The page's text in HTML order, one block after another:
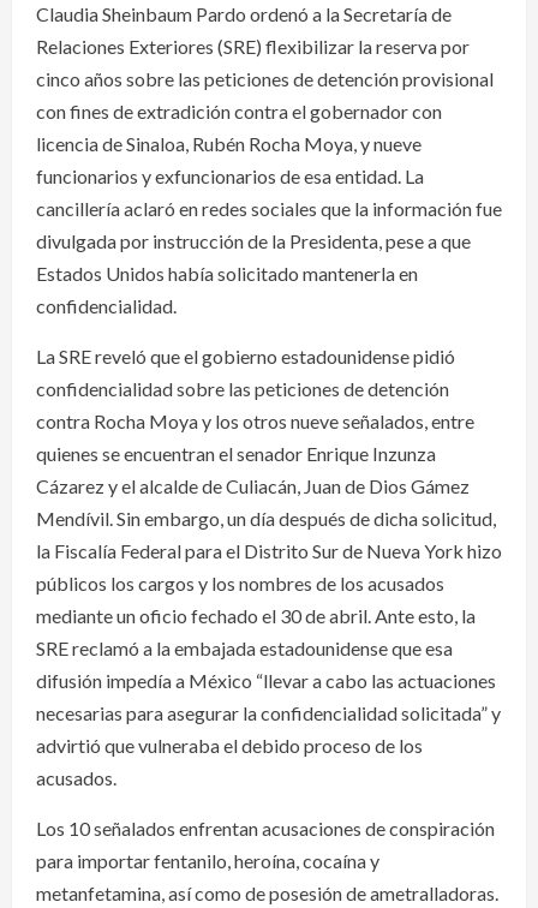
Claudia Sheinbaum Pardo ordenó a la Secretaría de
Relaciones Exteriores (SRE) flexibilizar la reserva por
cinco años sobre las peticiones de detención provisional
con fines de extradición contra el gobernador con
licencia de Sinaloa, Rubén Rocha Moya, y nueve
funcionarios y exfuncionarios de esa entidad. La
cancillería aclaró en redes sociales que la información fue
divulgada por instrucción de la Presidenta, pese a que
Estados Unidos había solicitado mantenerla en
confidencialidad.
La SRE reveló que el gobierno estadounidense pidió
confidencialidad sobre las peticiones de detención
contra Rocha Moya y los otros nueve señalados, entre
quienes se encuentran el senador Enrique Inzunza
Cázarez y el alcalde de Culiacán, Juan de Dios Gámez
Mendívil. Sin embargo, un día después de dicha solicitud,
la Fiscalía Federal para el Distrito Sur de Nueva York hizo
públicos los cargos y los nombres de los acusados
mediante un oficio fechado el 30 de abril. Ante esto, la
SRE reclamó a la embajada estadounidense que esa
difusión impedía a México “llevar a cabo las actuaciones
necesarias para asegurar la confidencialidad solicitada” y
advirtió que vulneraba el debido proceso de los
acusados.
Los 10 señalados enfrentan acusaciones de conspiración
para importar fentanilo, heroína, cocaína y
metanfetamina, así como de posesión de ametralladoras.